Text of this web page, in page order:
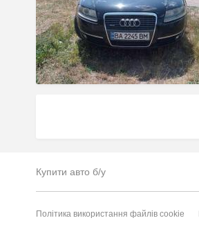
Купити авто б/у
Політика використання файлів cookie